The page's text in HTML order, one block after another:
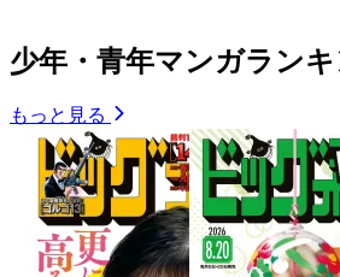
少年・青年マンガラン
もっと見る